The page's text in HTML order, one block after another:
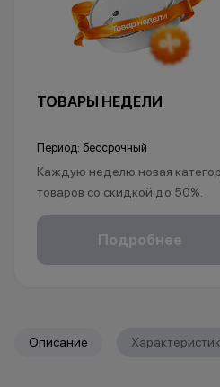
ТОВАРЫ НЕДЕЛИ
Период: бессрочный
Каждую неделю новая
товаров со скидкой до 50%.
*Акция действует по адресу
ул.Революционная 66
характер.
Подробнее
Описание